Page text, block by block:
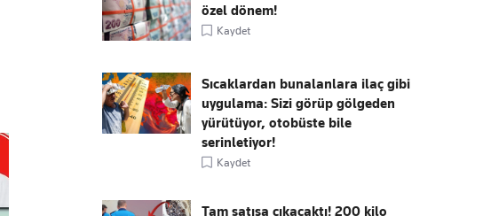
özel dönem!
Kaydet
Sıcaklardan bunalanlara ilaç gibi
uygulama: Sizi görüp gölgeden
yürütüyor, otobüste bile
serinletiyor!
Kaydet
Tam satışa çıkacaktı! 200 kilo